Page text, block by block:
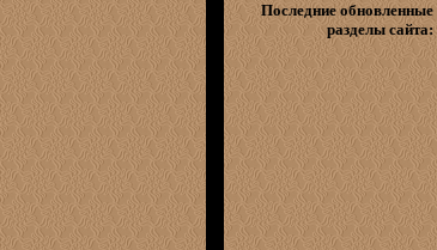
Последние обновленные
разделы сайта: